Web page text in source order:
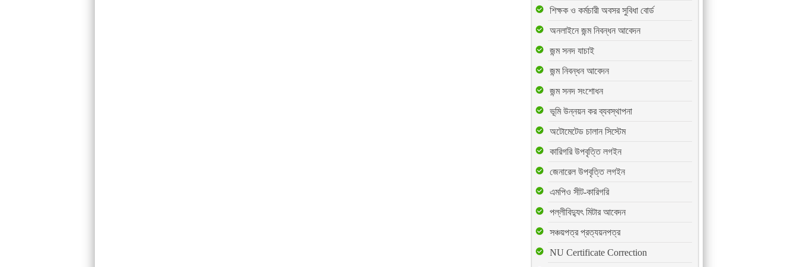
শিক্ষক ও কর্মচারী অবসর সুবিধা বোর্ড
অনলাইনে জন্ম নিবন্ধন আবেদন
জন্ম সনদ যাচাই
জন্ম নিবন্ধন আবেদন
জন্ম সনদ সংশোধন
ভূমি উন্নয়ন কর ব্যবস্থাপনা
অটোমেটেড চালান সিস্টেম
কারিগরি উপবৃত্তি লগইন
জেনারেল উপবৃত্তি লগইন
এমপিও সীট-কারিগরি
পল্লীবিদ্যুৎ মিটার আবেদন
সঞ্চয়পত্র প্রত্যয়নপত্র
NU Certificate Correction